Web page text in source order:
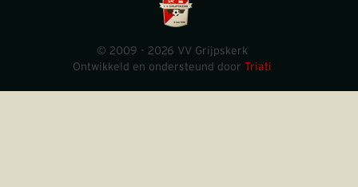
© 2009 - 2026 VV Grijpskerk
Ontwikkeld en ondersteund door Triati